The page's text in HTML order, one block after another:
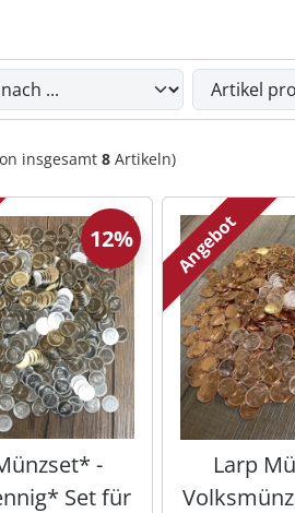
die nachfolgenden Artikel
insgesamt 8 Artikeln)
-
Set für
12% Angebot
Larp